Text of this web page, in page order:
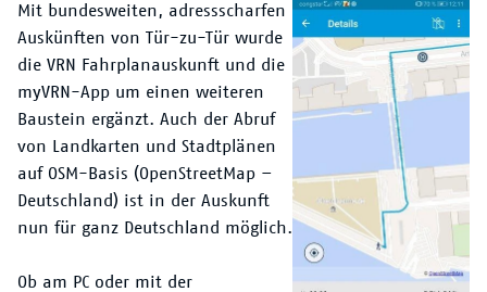
Text
Mit bundesweiten, adressscharfen
Auskünften von Tür-zu-Tür wurde
die VRN Fahrplanauskunft und die
myVRN-App um einen weiteren
Baustein ergänzt. Auch der Abruf
von Landkarten und Stadtplänen
auf OSM-Basis (OpenStreetMap –
Deutschland) ist in der Auskunft
nun für ganz Deutschland möglich.
Ob am PC oder mit der